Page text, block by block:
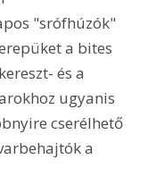
"srófhúzók"
a bites
és a
ugyanis
cserélhető
a